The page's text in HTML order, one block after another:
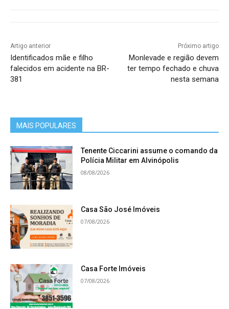
Artigo anterior
Identificados mãe e filho
falecidos em acidente na BR-
381
Próximo artigo
Monlevade e região devem
ter tempo fechado e chuva
nesta semana
MAIS POPULARES
Tenente Ciccarini assume o comando da
Polícia Militar em Alvinópolis
08/08/2026
Casa São José Imóveis
07/08/2026
Casa Forte Imóveis
07/08/2026